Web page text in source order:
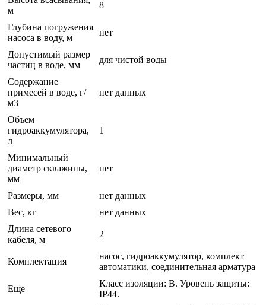
м
8
Глубина погружения
насоса в воду, м
нет
Допустимый размер
частиц в воде, мм
для чистой воды
Содержание
примесей в воде, г/
м3
нет данных
Объем
гидроаккумулятора,
л
1
Минимальный
диаметр скважины,
мм
нет
Размеры, мм
нет данных
Вес, кг
нет данных
Длина сетевого
кабеля, м
2
Комплектация
насос, гидроаккумулятор, комплект
автоматики, соединительная арматура
Еще
Класс изоляции: В. Уровень защиты:
IP44.